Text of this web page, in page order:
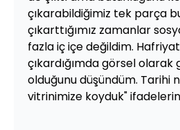
çıkarabildiğimiz tek parça
çıkarttığımız zamanlar
fazla iç içe değildim. Hafriyat
çıkardığımda görsel
olduğunu düşündüm. Tarihi
vitrinimize koyduk"